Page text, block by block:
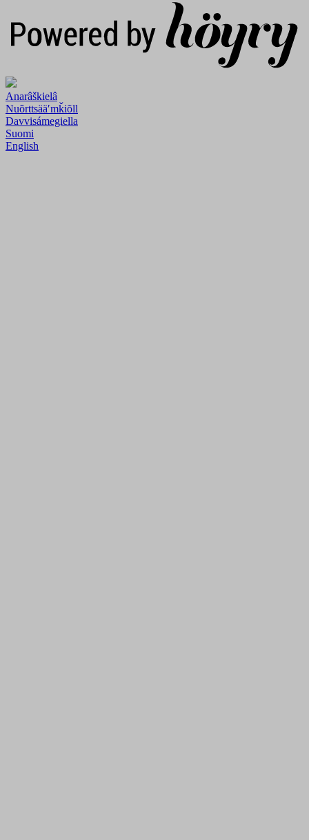
Anarâškielâ
Nuõrttsääʹmǩiõll
Davvisámegiella
Suomi
English